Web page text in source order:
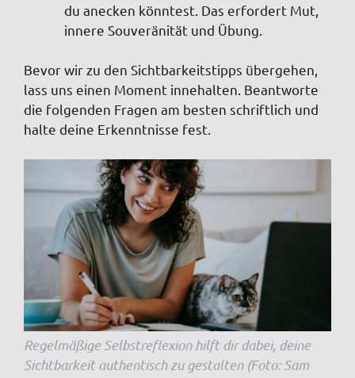
du anecken könntest. Das erfordert Mut,
innere Souveränität und Übung.
Bevor wir zu den Sichtbarkeitstipps übergehen,
lass uns einen Moment innehalten. Beantworte
die folgenden Fragen am besten schriftlich und
halte deine Erkenntnisse fest.
Regelmäßige Selbstreflexion hilft dir dabei, deine
Sichtbarkeit authentisch zu gestalten (Foto: Sam